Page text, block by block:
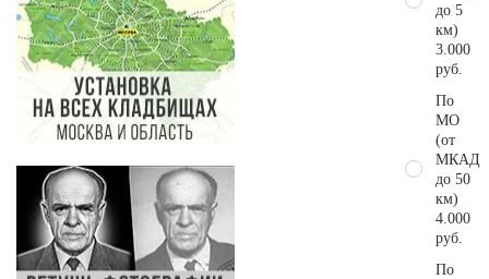
до 5
км)
3.000
руб.
По
МО
(от
МКАД
до 50
км)
4.000
руб.
По